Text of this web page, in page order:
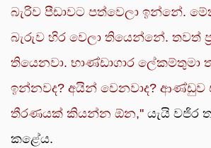
බැරිව පීඩාවට පත්වෙලා ඉන්නේ.
බැරුව හිර වෙලා තියෙන්නේ. තවත්
තියෙනවා. භාණ්ඩාගාර ලේකම්තුමා
ඉන්නවද? අයින් වෙනවාද? ආණ්ඩුව
තීරණයක් කියන්න ඕන,'' යැයි වජිර
කළේය.